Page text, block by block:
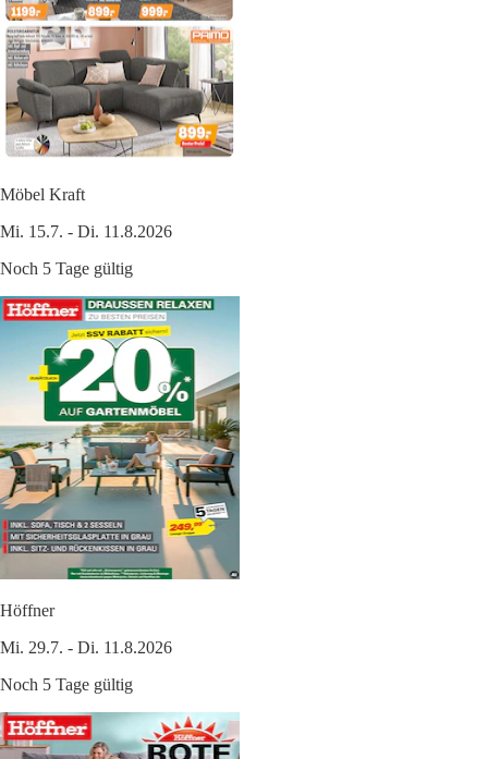
Möbel Kraft
Mi. 15.7. - Di. 11.8.2026
Noch 5 Tage gültig
Höffner
Mi. 29.7. - Di. 11.8.2026
Noch 5 Tage gültig